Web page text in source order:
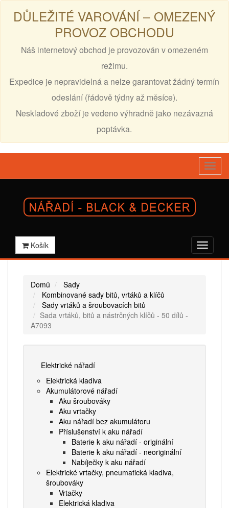
DŮLEŽITÉ VAROVÁNÍ – OMEZENÝ
PROVOZ OBCHODU
Náš internetový obchod je provozován v omezeném
režimu.
Expedice je nepravidelná a nelze garantovat žádný termín
odeslání (řádově týdny až měsíce).
Neskladové zboží je vedeno výhradně jako nezávazná
poptávka.
Košík
Domů
Sady
Kombinované sady bitů, vrtáků a klíčů
Sady vrtáků a šroubovacích bitů
Sada vrtáků, bitů a nástrčných klíčů - 50 dílů -
A7093
Elektrické nářadí
Elektrická kladiva
Akumulátorové nářadí
Aku šroubováky
Aku vrtačky
Aku nářadí bez akumulátoru
Příslušenství k aku nářadí
Baterie k aku nářadí - originální
Baterie k aku nářadí - neoriginální
Nabíječky k aku nářadí
Elektrické vrtačky, pneumatická kladiva,
šroubováky
Vrtačky
Elektrická kladiva